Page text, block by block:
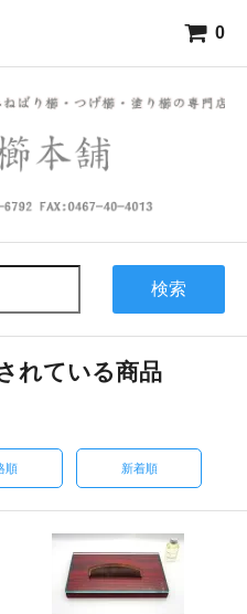
0
検索
れている商品
順 新着順